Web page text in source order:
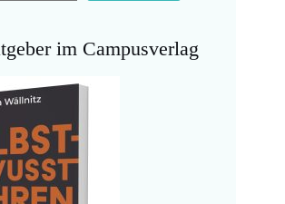
im Campusverlag